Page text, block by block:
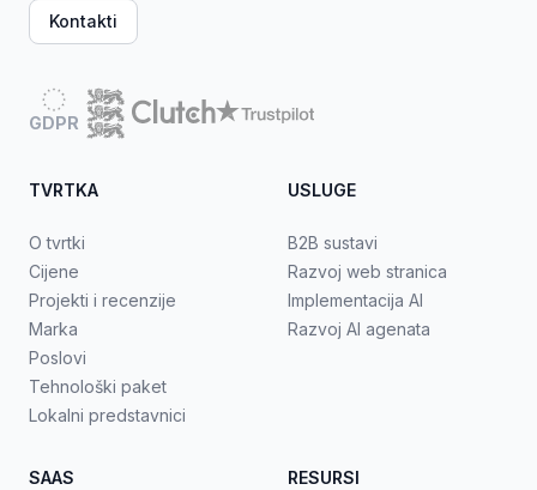
Kontakti
GDPR
TVRTKA
O tvrtki
Cijene
Projekti i recenzije
Marka
Poslovi
Tehnološki paket
Lokalni predstavnici
USLUGE
B2B sustavi
Razvoj web stranica
Implementacija AI
Razvoj AI agenata
SAAS RESURSI